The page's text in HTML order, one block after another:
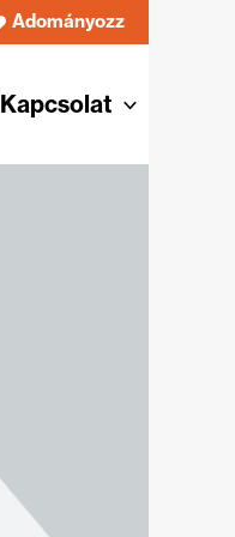
Adományozz
Kapcsolat